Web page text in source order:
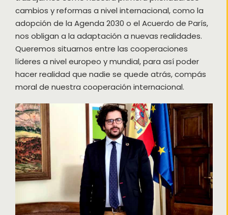
cambios y reformas a nivel internacional, como la
adopción de la Agenda 2030 o el Acuerdo de París,
nos obligan a la adaptación a nuevas realidades.
Queremos situarnos entre las cooperaciones
líderes a nivel europeo y mundial, para así poder
hacer realidad que nadie se quede atrás, compás
moral de nuestra cooperación internacional.